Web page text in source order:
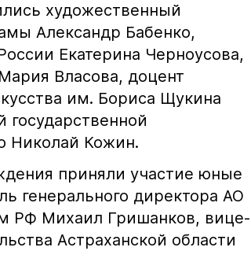
художественный
Александр Бабенко,
Екатерина Черноусова,
Власова, доцент
им. Бориса Щукина
Николай Кожин.
приняли участие юные
генерального директора АО
РФ Михаил Гришанков, вице-
Астраханской области